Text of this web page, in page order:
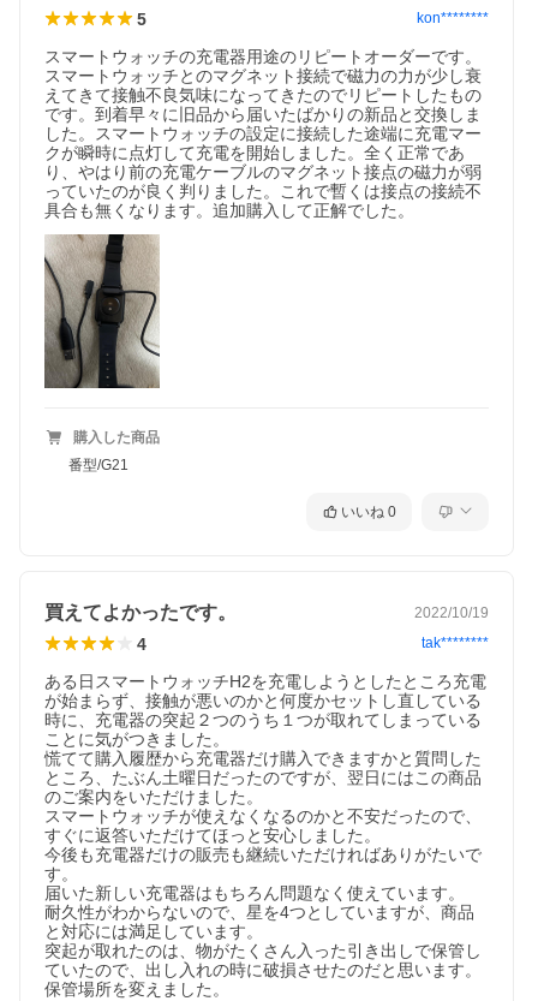
5 kon********
スマートウォッチの充電器用途のリピートオーダーです。
スマートウォッチとのマグネット接続で磁力の力が少し衰
えてきて接触不良気味になってきたのでリピートしたもの
です。到着早々に旧品から届いたばかりの新品と交換しま
した。スマートウォッチの設定に接続した途端に充電マー
クが瞬時に点灯して充電を開始しました。全く正常であ
り、やはり前の充電ケーブルのマグネット接点の磁力が弱
っていたのが良く判りました。これで暫くは接点の接続不
具合も無くなります。追加購入して正解でした。
購入した商品
番型/G21
いいね 0
買えてよかったです。 2022/10/19
4 tak********
ある日スマートウォッチH2を充電しようとしたところ充電
が始まらず、接触が悪いのかと何度かセットし直している
時に、充電器の突起２つのうち１つが取れてしまっている
ことに気がつきました。
慌てて購入履歴から充電器だけ購入できますかと質問した
ところ、たぶん土曜日だったのですが、翌日にはこの商品
のご案内をいただけました。
スマートウォッチが使えなくなるのかと不安だったので、
すぐに返答いただけてほっと安心しました。
今後も充電器だけの販売も継続いただければありがたいで
す。
届いた新しい充電器はもちろん問題なく使えています。
耐久性がわからないので、星を4つとしていますが、商品
と対応には満足しています。
突起が取れたのは、物がたくさん入った引き出しで保管し
ていたので、出し入れの時に破損させたのだと思います。
保管場所を変えました。